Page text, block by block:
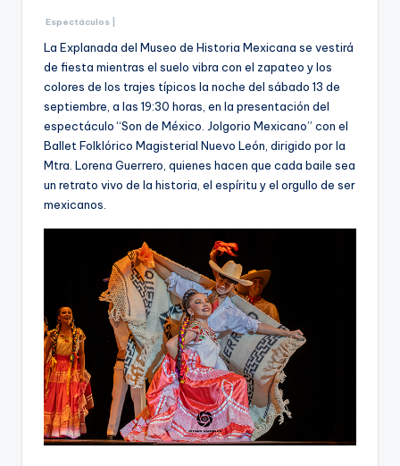
Espectáculos |
La Explanada del Museo de Historia Mexicana se vestirá
de fiesta mientras el suelo vibra con el zapateo y los
colores de los trajes típicos la noche del sábado 13 de
septiembre, a las 19:30 horas, en la presentación del
espectáculo “Son de México. Jolgorio Mexicano” con el
Ballet Folklórico Magisterial Nuevo León, dirigido por la
Mtra. Lorena Guerrero, quienes hacen que cada baile sea
un retrato vivo de la historia, el espíritu y el orgullo de ser
mexicanos.